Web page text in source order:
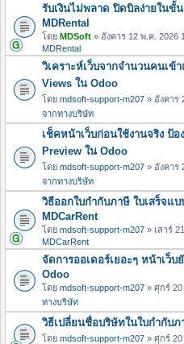
รับเงินไม่พลาด ปิดบิลง่ายในขั้
MDRental
โดย MDSoft » อังคาร 12 พ.ค. 2026
MDRental
วิเคราะห์เว็บจากจำนวนคนเข้
Views ใน Odoo
โดย mdsoft-support-m207 » อังคาร
จากทางบริษัท
เช็คหน้าเว็บก่อนใช้งานจริง ป้
Preview ใน Odoo
โดย mdsoft-support-m207 » อังคาร
จากทางบริษัท
วิธีออกใบกำกับภาษี ใบเสร็จแ
MDCarRent
โดย mdsoft-support-m207 » เสาร์
MDCarRent
จัดการออเดอร์เยอะๆ หน้าเว็
Odoo
โดย mdsoft-support-m207 » ศุกร์ 20
ทางบริษัท
วิธีเปลี่ยนชื่อบริษัทในใบกำกับภ
โดย mdsoft-support-m207 » ศุกร์ 20